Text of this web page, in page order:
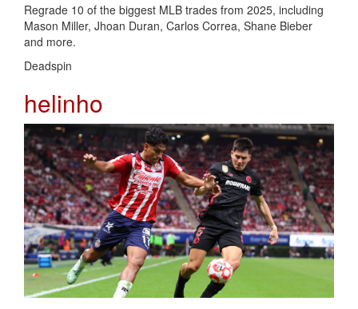
Regrade 10 of the biggest MLB trades from 2025, including
Mason Miller, Jhoan Duran, Carlos Correa, Shane Bieber
and more.
Deadspin
helinho